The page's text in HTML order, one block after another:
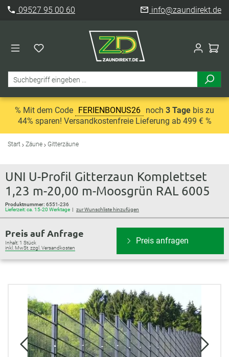
09527 95 00 60 info@zaundirekt.de
% Mit dem Code FERIENBONUS26 noch 3 Tage bis zu
44% sparen! Versandkostenfreie Lieferung ab 499 € %
Start Zäune Gitterzäune
UNI U-Profil Gitterzaun Komplettset
1,23 m-20,00 m-Moosgrün RAL 6005
Produktnummer: 6551-236
Lieferzeit: ca. 15-20 Werktage
zur Wunschliste hinzufügen
Preis auf Anfrage
Inhalt: 1 Stück
inkl. MwSt. zzgl. Versandkosten
Preis anfragen